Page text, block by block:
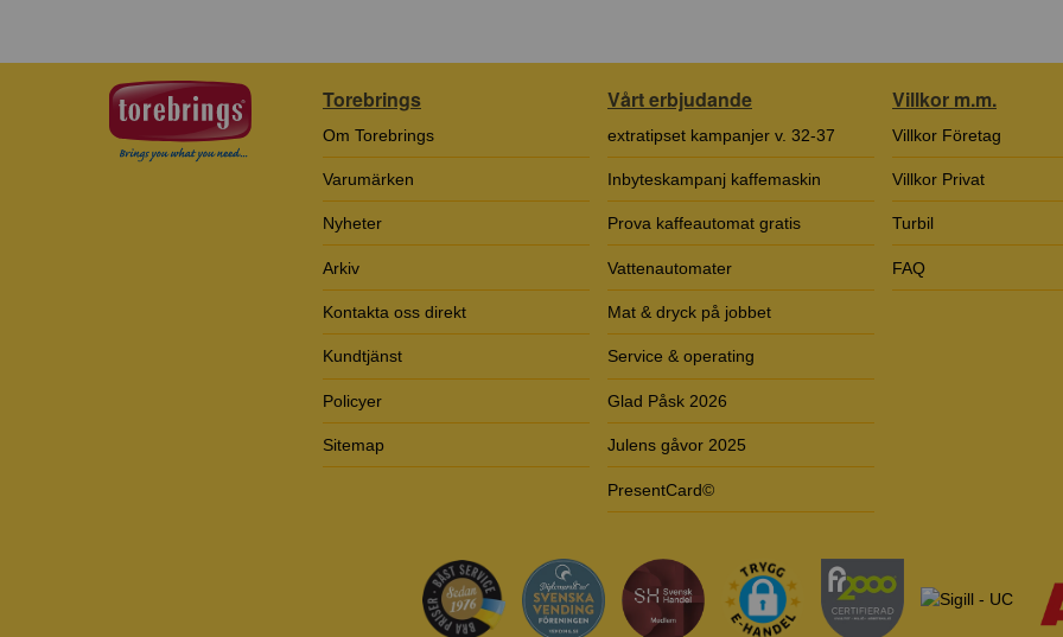
Torebrings
Om Torebrings
Varumärken
Nyheter
Arkiv
Kontakta oss direkt
Kundtjänst
Policyer
Sitemap
Vårt erbjudande
extratipset kampanjer v. 32-37
Inbyteskampanj kaffemaskin
Prova kaffeautomat gratis
Vattenautomater
Mat & dryck på jobbet
Service & operating
Glad Påsk 2026
Julens gåvor 2025
PresentCard©
Villkor m.m.
Villkor Företag
Villkor Privat
Turbil
FAQ